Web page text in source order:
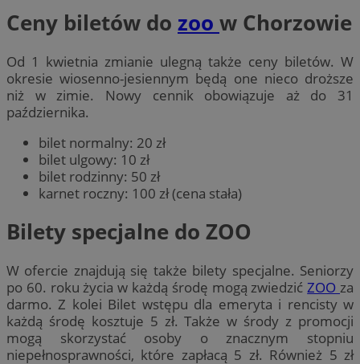
Ceny biletów do zoo w Chorzowie
Od 1 kwietnia zmianie ulegną także ceny biletów. W
okresie wiosenno-jesiennym będą one nieco droższe
niż w zimie. Nowy cennik obowiązuje aż do 31
października.
bilet normalny: 20 zł
bilet ulgowy: 10 zł
bilet rodzinny: 50 zł
karnet roczny: 100 zł (cena stała)
Bilety specjalne do ZOO
W ofercie znajdują się także bilety specjalne. Seniorzy
po 60. roku życia w każdą środę mogą zwiedzić ZOO za
darmo. Z kolei Bilet wstępu dla emeryta i rencisty w
każdą środę kosztuje 5 zł. Także w środy z promocji
mogą skorzystać osoby o znacznym stopniu
niepełnosprawności, które zapłacą 5 zł. Również 5 zł